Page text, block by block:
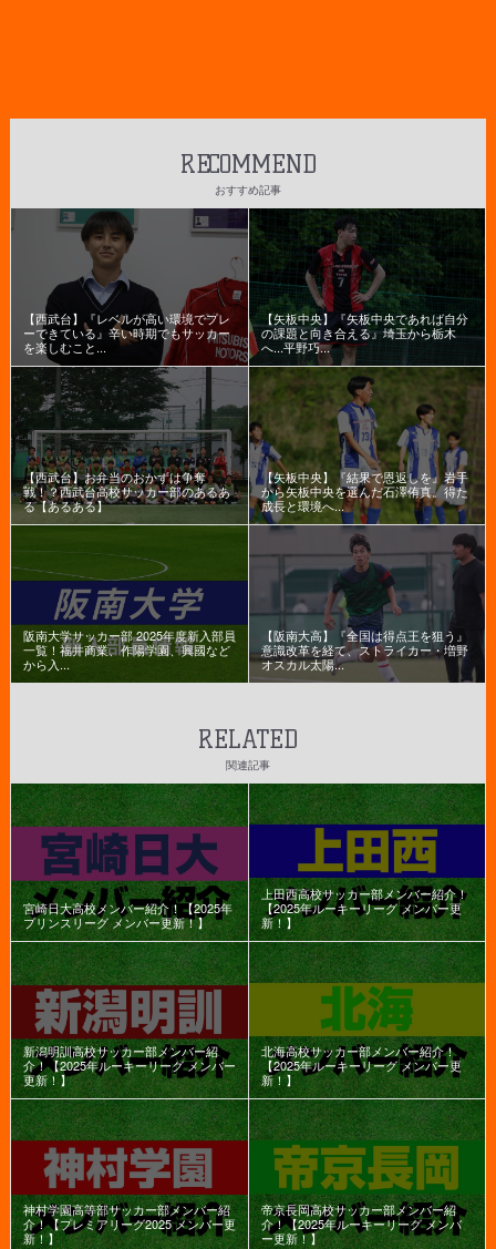
RECOMMEND
おすすめ記事
【西武台】『レベルが高い環境でプレ
ーできている』辛い時期でもサッカー
を楽しむこと...
【矢板中央】『矢板中央であれば自分
の課題と向き合える』埼玉から栃木
へ...平野巧...
【西武台】お弁当のおかずは争奪
戦！？西武台高校サッカー部のあるあ
る【あるある】
【矢板中央】『結果で恩返しを』岩手
から矢板中央を選んだ石澤侑真。得た
成長と環境へ...
阪南大学サッカー部 2025年度新入部員
一覧！福井商業、作陽学園、興國など
から入...
【阪南大高】『全国は得点王を狙う』
意識改革を経て、ストライカー・増野
オスカル太陽...
RELATED
関連記事
宮崎日大高校メンバー紹介！【2025年
プリンスリーグ メンバー更新！】
上田西高校サッカー部メンバー紹介！
【2025年ルーキーリーグ メンバー更
新！】
新潟明訓高校サッカー部メンバー紹
介！【2025年ルーキーリーグ メンバー
更新！】
北海高校サッカー部メンバー紹介！
【2025年ルーキーリーグ メンバー更
新！】
神村学園高等部サッカー部メンバー紹
介！【プレミアリーグ2025 メンバー更
新！】
帝京長岡高校サッカー部メンバー紹
介！【2025年ルーキーリーグ メンバ
ー更新！】